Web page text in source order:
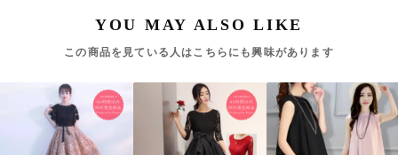
この商品を見ている人はこちらにも興味があります